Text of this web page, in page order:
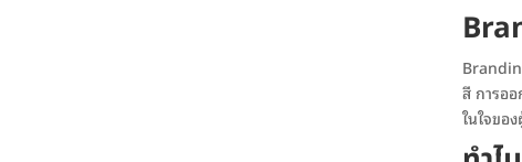
สี การอ
ในใจขอ